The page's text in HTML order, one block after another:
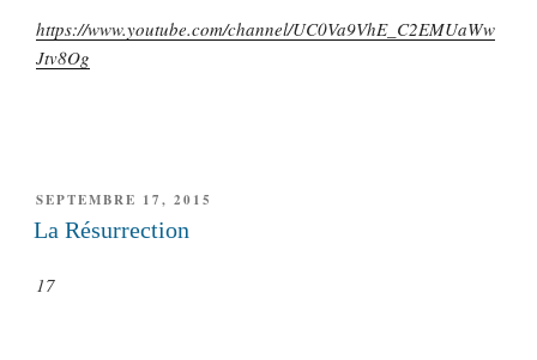
https://www.youtube.com/channel/UC0Va9VhE_C2EMUaWw
Jtv8Og
PUBLIÉ
LE
SEPTEMBRE 17, 2015
La Résurrection
17